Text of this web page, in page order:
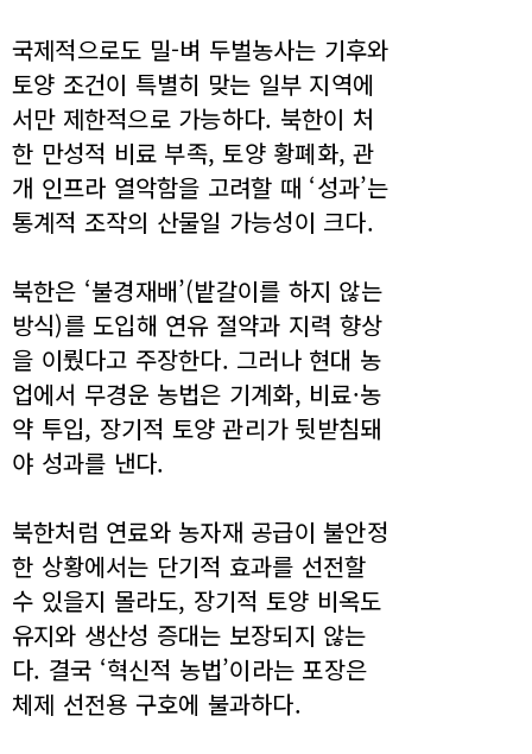
국제적으로도 밀-벼 두벌농사는 기후와
토양 조건이 특별히 맞는 일부 지역에
서만 제한적으로 가능하다. 북한이 처
한 만성적 비료 부족, 토양 황폐화, 관
개 인프라 열악함을 고려할 때 ‘성과’는
통계적 조작의 산물일 가능성이 크다.
북한은 ‘불경재배’(밭갈이를 하지 않는
방식)를 도입해 연유 절약과 지력 향상
을 이뤘다고 주장한다. 그러나 현대 농
업에서 무경운 농법은 기계화, 비료·농
약 투입, 장기적 토양 관리가 뒷받침돼
야 성과를 낸다.
북한처럼 연료와 농자재 공급이 불안정
한 상황에서는 단기적 효과를 선전할
수 있을지 몰라도, 장기적 토양 비옥도
유지와 생산성 증대는 보장되지 않는
다. 결국 ‘혁신적 농법’이라는 포장은
체제 선전용 구호에 불과하다.